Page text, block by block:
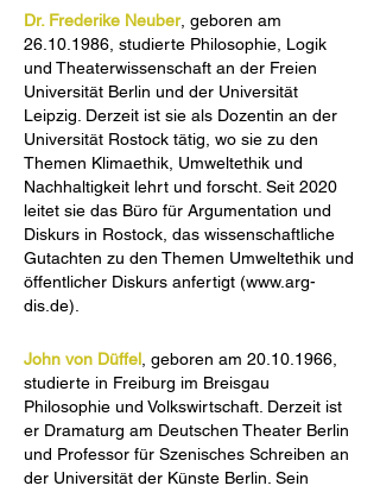
Dr. Frederike Neuber, geboren am
26.10.1986 , studierte Philosophie, Logik
und Theaterwissenschaft an der Freien
Universität Berlin und der Universität
Leipzig. Derzeit ist sie als Dozentin an der
Universität Rostock tätig, wo sie zu den
Themen Klimaethik, Umweltethik und
Nachhaltigkeit lehrt und forscht. Seit 2020
leitet sie das Büro für Argumentation und
Diskurs in Rostock, das wissenschaftliche
Gutachten zu den Themen Umweltethik und
öffentlicher Diskurs anfertigt (www.arg-
dis.de).
John von Düffel , geboren am 20.10.1966
studierte in Freiburg im Breisgau
Philosophie und Volkswirtschaft. Derzeit ist
er Dramaturg am Deutschen Theater Berlin
und Professor für Szenisches Schreiben an
der Universität der Künste Berlin. Sein